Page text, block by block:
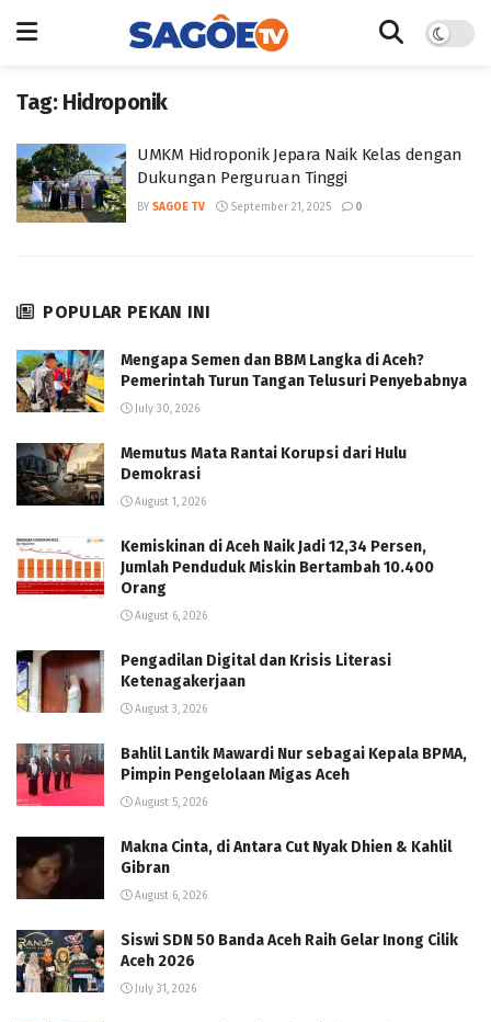
Tag: Hidroponik
UMKM Hidroponik Jepara Naik Kelas dengan
Dukungan Perguruan Tinggi
BY SAGOE TV September 21, 2025 0
POPULAR PEKAN INI
Mengapa Semen dan BBM Langka di Aceh?
Pemerintah Turun Tangan Telusuri Penyebabnya
July 30, 2026
Memutus Mata Rantai Korupsi dari Hulu
Demokrasi
August 1, 2026
Kemiskinan di Aceh Naik Jadi 12,34 Persen,
Jumlah Penduduk Miskin Bertambah 10.400
Orang
August 6, 2026
Pengadilan Digital dan Krisis Literasi
Ketenagakerjaan
August 3, 2026
Bahlil Lantik Mawardi Nur sebagai Kepala BPMA,
Pimpin Pengelolaan Migas Aceh
August 5, 2026
Makna Cinta, di Antara Cut Nyak Dhien & Kahlil
Gibran
August 6, 2026
Siswi SDN 50 Banda Aceh Raih Gelar Inong Cilik
Aceh 2026
July 31, 2026